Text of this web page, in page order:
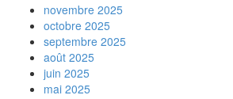
novembre 2025
octobre 2025
septembre 2025
août 2025
juin 2025
mai 2025